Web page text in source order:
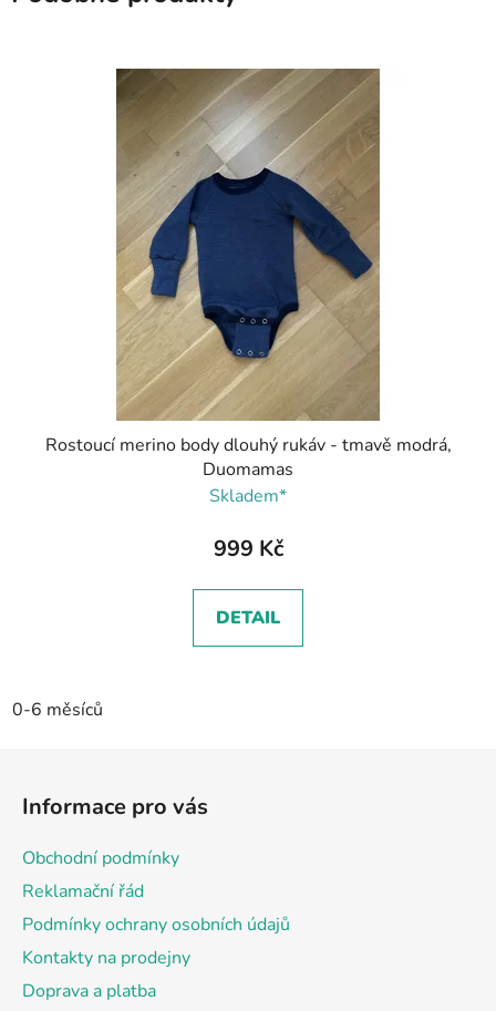
Rostoucí merino body dlouhý rukáv - tmavě modrá,
Duomamas
Skladem*
999 Kč
DETAIL
0-6 měsíců
Informace pro vás
Obchodní podmínky
Reklamační řád
Podmínky ochrany osobních údajů
Kontakty na prodejny
Doprava a platba